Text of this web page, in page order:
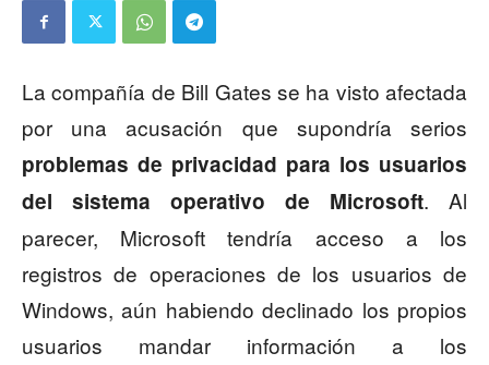
La compañía de Bill Gates se ha visto afectada
por una acusación que supondría serios
problemas de privacidad para los usuarios
del sistema operativo de Microsoft. Al
parecer, Microsoft tendría acceso a los
registros de operaciones de los usuarios de
Windows, aún habiendo declinado los propios
usuarios mandar información a los